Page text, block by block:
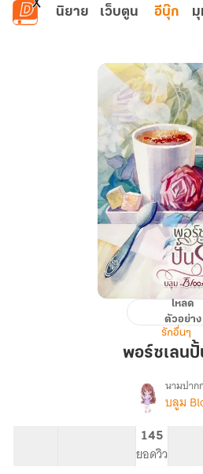
ข้ามไปยังเนื้อหาหลัก
นิยาย เว็บตูน อีบุ๊ก มุ
พอร์ซ
โหลด
ตัวอย่าง
รักอื่นๆ
พอร์ซเลน
เรื่อง
พอร์ซ
นามปาก
บลูม
145
ยอดวิว